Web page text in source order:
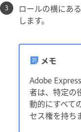
ロールの横にある
します。
メモ
Adobe
者は、特定の
動的にすべて
セス権を持ち